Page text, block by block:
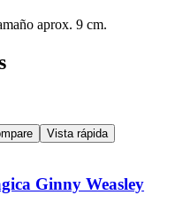
aprox. 9 cm.
Vista rápida
Ginny Weasley